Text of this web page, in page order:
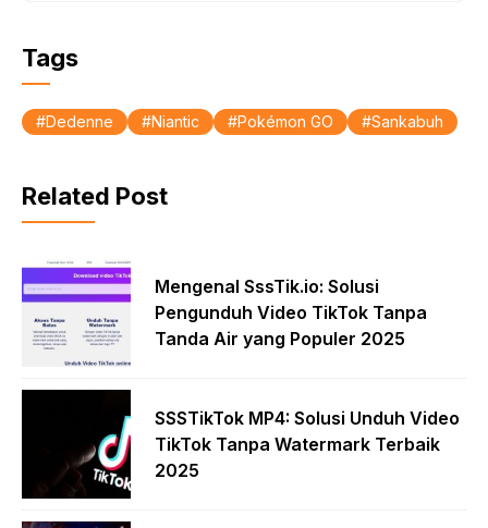
Tags
Dedenne Niantic Pokémon GO Sankabuh
Related Post
Mengenal SssTik.io: Solusi
Pengunduh Video TikTok Tanpa
Tanda Air yang Populer 2025
SSSTikTok MP4: Solusi Unduh Video
TikTok Tanpa Watermark Terbaik
2025